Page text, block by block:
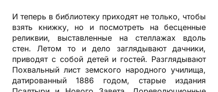
И теперь в библиотеку приходят не только, чтобы
взять книжку, но и посмотреть на бесценные
реликвии, выставленные на стеллажах вдоль
стен. Летом то и дело заглядывают дачники,
приводят с собой детей и гостей. Разгля­дывают
Похвальный лист земского народного училища,
датированный 1886 годом, старые издания